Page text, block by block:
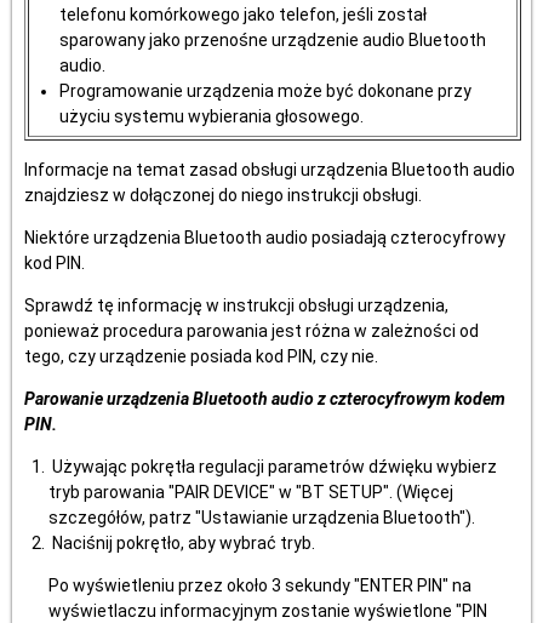
telefonu komórkowego jako telefon, jeśli został
sparowany jako przenośne urządzenie audio Bluetooth
audio.
Programowanie urządzenia może być dokonane przy
użyciu systemu wybierania głosowego.
Informacje na temat zasad obsługi urządzenia Bluetooth audio
znajdziesz w dołączonej do niego instrukcji obsługi.
Niektóre urządzenia Bluetooth audio posiadają czterocyfrowy
kod PIN.
Sprawdź tę informację w instrukcji obsługi urządzenia,
ponieważ procedura parowania jest różna w zależności od
tego, czy urządzenie posiada kod PIN, czy nie.
Parowanie urządzenia Bluetooth audio z czterocyfrowym kodem
PIN.
Używając pokrętła regulacji parametrów dźwięku wybierz
tryb parowania "PAIR DEVICE" w "BT SETUP". (Więcej
szczegółów, patrz "Ustawianie urządzenia Bluetooth").
Naciśnij pokrętło, aby wybrać tryb.
Po wyświetleniu przez około 3 sekundy "ENTER PIN" na
wyświetlaczu informacyjnym zostanie wyświetlone "PIN